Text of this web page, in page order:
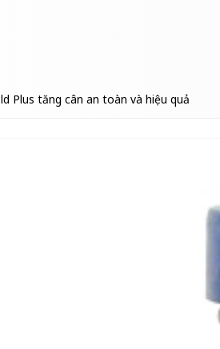
Plus tăng cân an toàn và hiệu quả